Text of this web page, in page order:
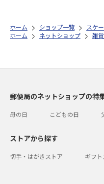
ホーム ショップ一覧 スケ
ホーム
ネットショップ 雑
郵便局のネットショップの特
母の日 こどもの日
ストアから探す
切手・はがきストア ギフ